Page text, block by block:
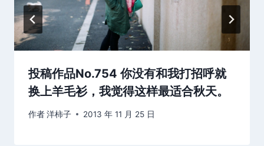
投稿作品No.754 你没有和我打招呼就
换上羊毛衫，我觉得这样最适合秋天。
作者洋柿子 2013 年 11 月 25 日